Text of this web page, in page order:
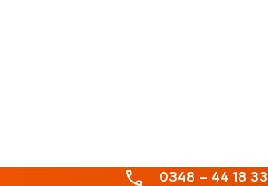
0348 – 44 18 33